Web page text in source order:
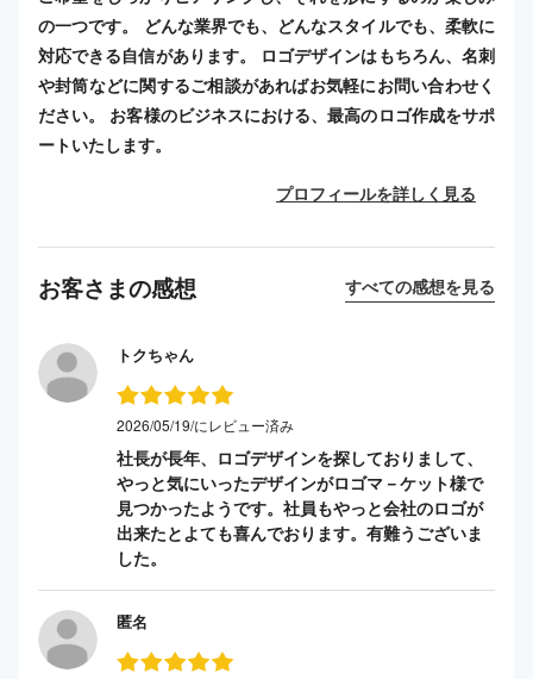
の一つです。 どんな業界でも、どんなスタイルでも、柔軟に
対応できる自信があります。 ロゴデザインはもちろん、名刺
や封筒などに関するご相談があればお気軽にお問い合わせく
ださい。 お客様のビジネスにおける、最高のロゴ作成をサポ
ートいたします。
プロフィールを詳しく見る
お客さまの感想 すべての感想を見る
トクちゃん
2026/05/19/にレビュー済み
社長が長年、ロゴデザインを探しておりまして、
やっと気にいったデザインがロゴマ－ケット様で
見つかったようです。社員もやっと会社のロゴが
出来たとよても喜んでおります。有難うございま
した。
匿名